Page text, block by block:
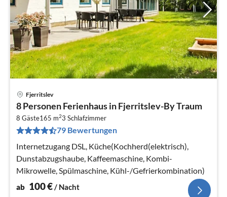
Fjerritslev
8 Personen Ferienhaus in Fjerritslev-By Traum
8 Gäste165 m23 Schlafzimmer
79 Bewertungen
Internetzugang DSL, Küche(Kochherd(elektrisch),
Dunstabzugshaube, Kaffeemaschine, Kombi-
Mikrowelle, Spülmaschine, Kühl-/Gefrierkombination)
ab 100€/ Nacht